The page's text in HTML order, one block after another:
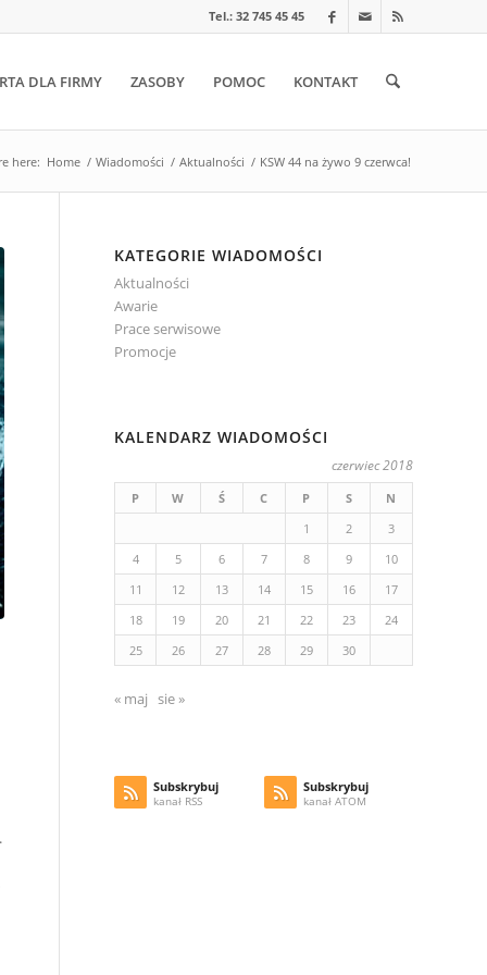
Tel.: 32 745 45 45
DLA FIRMY ZASOBY POMOC KONTAKT
here: Home / Wiadomości / Aktualności / KSW 44 na żywo 9 czerwca!
KATEGORIE WIADOMOŚCI
Aktualności
Awarie
Prace serwisowe
Promocje
KALENDARZ WIADOMOŚCI
czerwiec 2018
P W Ś C P S
N
1
2
3
4
5 6 7 8 9
10
11
12 13 14 15 16
17
18
19 20 21 22 23
24
25
26 27 28 29 30
« maj sie »
Subskrybuj
kanał RSS
Subskrybuj
kanał ATOM